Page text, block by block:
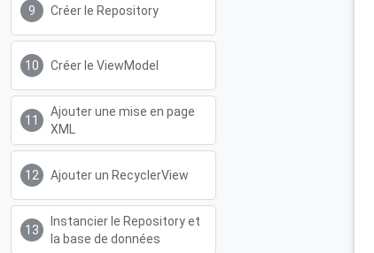
Créer le Repository
Créer le ViewModel
Ajouter une mise en page
XML
Ajouter un RecyclerView
Instancier le Repository et
la base de données